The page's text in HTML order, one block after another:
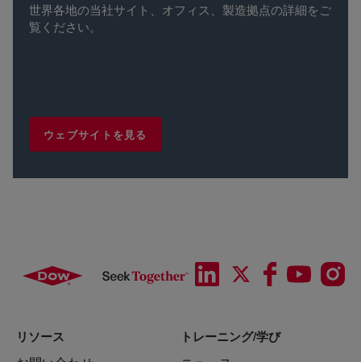
世界各地の当社サイト、オフィス、製造拠点の詳細をご
覧ください。
ウェブサイトを見る
リソース トレーニング/学び